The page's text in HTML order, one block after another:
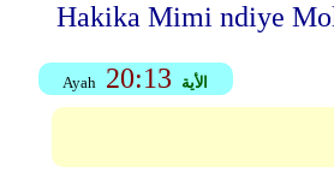
Hakika Mimi ndiye
Ayah 20:13 الأية